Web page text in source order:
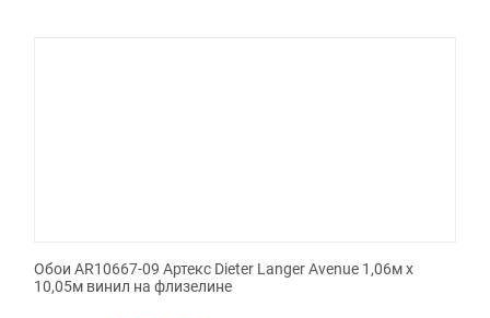
Обои AR10667-09 Артекс Dieter Langer Avenue 1,06м х
10,05м винил на флизелине